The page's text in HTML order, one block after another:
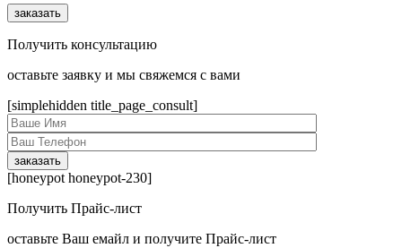
Получить консультацию
оcтавьте заявку и мы свяжемся с вами
[simplehidden title_page_consult]
[honeypot honeypot-230]
Получить Прайс-лист
оcтавьте Ваш емайл и получите Прайс-лист